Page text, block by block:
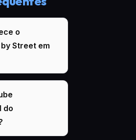
o
Street em
do